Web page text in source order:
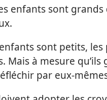
enfants sont
sont petits,
Mais à mesure
par eux-​